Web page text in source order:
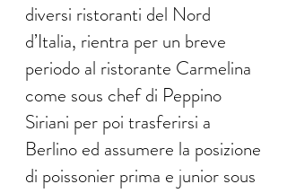
diversi ristoranti del Nord
d’Italia, rientra per un breve
periodo al ristorante Carmelina
come sous chef di Peppino
Siriani per poi trasferirsi a
Berlino ed assumere la posizione
di poissonier prima e junior sous